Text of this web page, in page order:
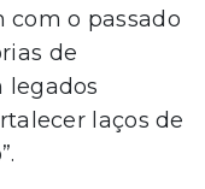
com o passado
de
legados
laços de